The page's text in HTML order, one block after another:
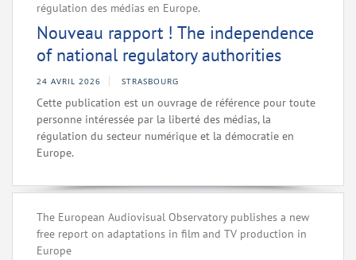
régulation des médias en Europe.
Nouveau rapport ! The independence
of national regulatory authorities
24 AVRIL 2026 STRASBOURG
Cette publication est un ouvrage de référence pour toute
personne intéressée par la liberté des médias, la
régulation du secteur numérique et la démocratie en
Europe.
The European Audiovisual Observatory publishes a new
free report on adaptations in film and TV production in
Europe